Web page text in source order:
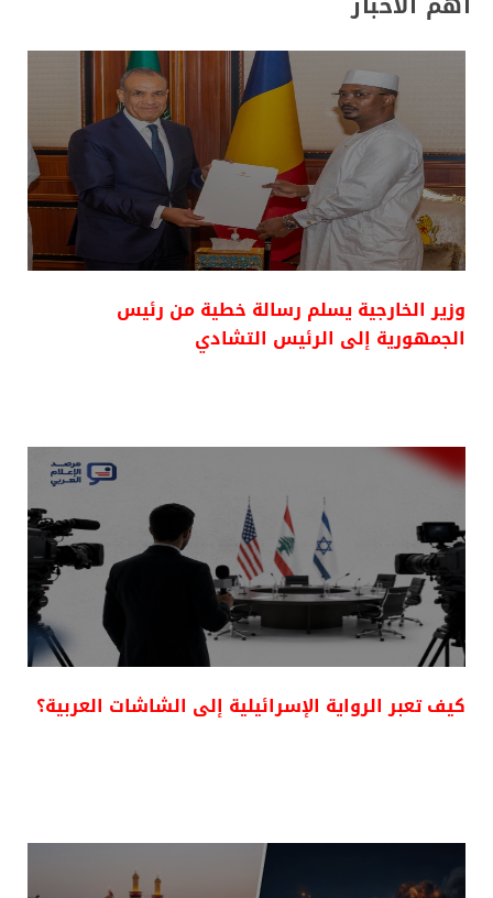
وزير الخارجية يسلم رسالة خطية من رئيس
الجمهورية إلى الرئيس التشادي
كيف تعبر الرواية الإسرائيلية إلى الشاشات العربية؟